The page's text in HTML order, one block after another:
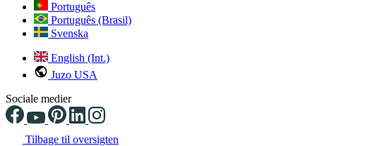
Português
Português (Brasil)
Svenska
English (Int.)
Juzo USA
Sociale medier
Tilbage til oversigten